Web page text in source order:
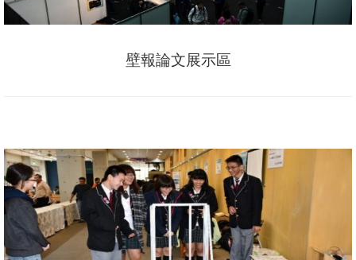
壁報論文展示區